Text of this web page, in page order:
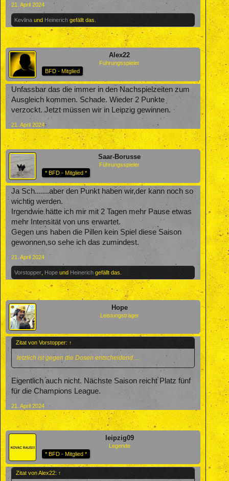
21. April 2024
Kevlina und Heinerich gefällt das.
Alex22
Führungsspieler
BFD - Mitglied
Unfassbar das die immer in den Nachspielzeiten zum
Ausgleich kommen. Schade. Wieder 2 Punkte
verzockt. Jetzt müssen wir in Leipzig gewinnen.
21. April 2024
Saar-Borusse
Führungsspieler
* BFD - Mitglied *
Ja Sch.......aber den Punkt haben wir,der kann noch so
wichtig werden.
Irgendwie hätte ich mir mit 2 Tagen mehr Pause etwas
mehr Intensität von uns erwartet.
Gegen uns haben die Pillen kein Spiel diese Saison
gewonnen,so sehe ich das zumindest.
21. April 2024
Vorstopper Hope und Heinerich gefällt das.
Hope
Leistungsträger
Zitat von Vorstopper: ↑
letzlich ist gegen die Dosen entscheidend.....
Eigentlich auch nicht. Nächste Saison reicht Platz fünf
für die Champions League.
21. April 2024
leipzig09
Legende
* BFD - Mitglied *
Zitat von Alex22: ↑